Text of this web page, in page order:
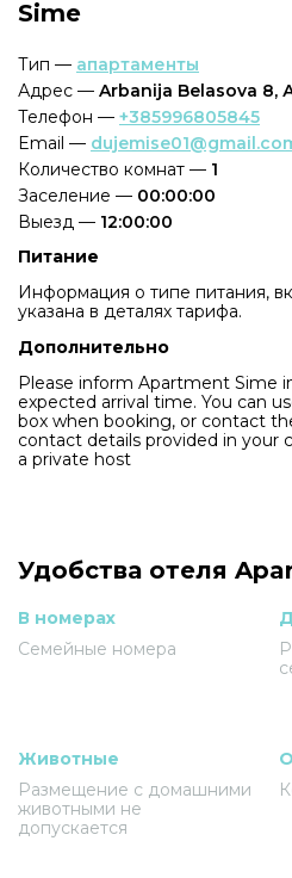
Sime
Тип — апартаменты
Адрес — Arbanija Belasova 8,
Телефон — +385996805845
Email —
Количество комнат — 1
Заселение — 00:00:00
Выезд — 12:00:00
Питание
Информация о типе питания,
указана в деталях тарифа.
Дополнительно
Please inform Apartment Sime
expected arrival time. You can
box when booking, or contact
contact details provided in your
a private host
Удобства отеля
В номерах
Семейные номера
Животные
Размещение с домашними
животными не
допускается